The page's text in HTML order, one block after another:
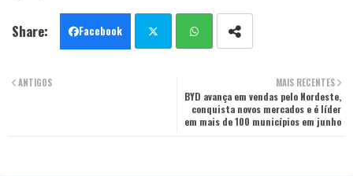
Facebook
tsa
pp
MAIS RECENTES
BYD avança em vendas pelo Nordeste,
conquista novos mercados e é líder
em mais de 100 municípios em junho
ANTIGOS